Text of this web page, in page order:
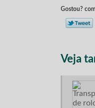
Gostou?
Veja